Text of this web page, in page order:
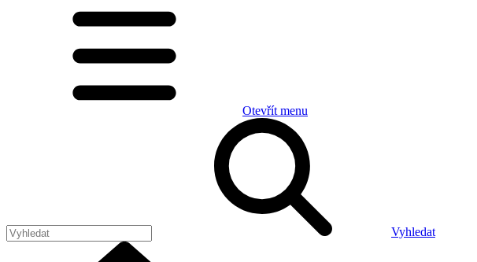
Otevřít menu
Vyhledat